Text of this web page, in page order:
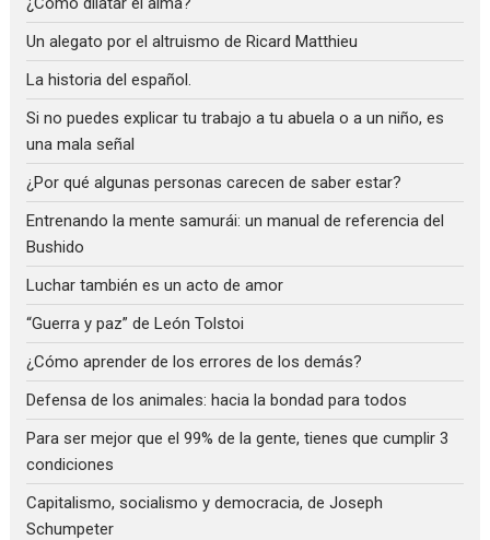
Un alegato por el altruismo de Ricard Matthieu
La historia del español.
Si no puedes explicar tu trabajo a tu abuela o a un niño, es
una mala señal
¿Por qué algunas personas carecen de saber estar?
Entrenando la mente samurái: un manual de referencia del
Bushido
Luchar también es un acto de amor
“Guerra y paz” de León Tolstoi
¿Cómo aprender de los errores de los demás?
Defensa de los animales: hacia la bondad para todos
Para ser mejor que el 99% de la gente, tienes que cumplir 3
condiciones
Capitalismo, socialismo y democracia, de Joseph
Schumpeter